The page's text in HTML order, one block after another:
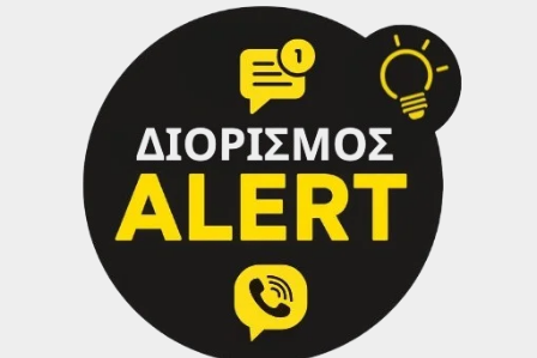
Θα χαρούμε να σας εξυπηρετήσουμε:
Τηλέφωνα επικοινωνίας
Σέρρες:
23213 02583
Αθήνα:
210 3000319
Θεσσαλονίκη:
2314 314202
Ιωάννινα:
26516 08616
Φόρμα επικοινωνίας